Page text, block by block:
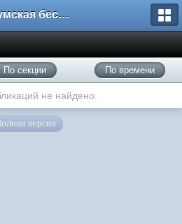
Батумская беседка
По секции По времени
не найдено.
версия